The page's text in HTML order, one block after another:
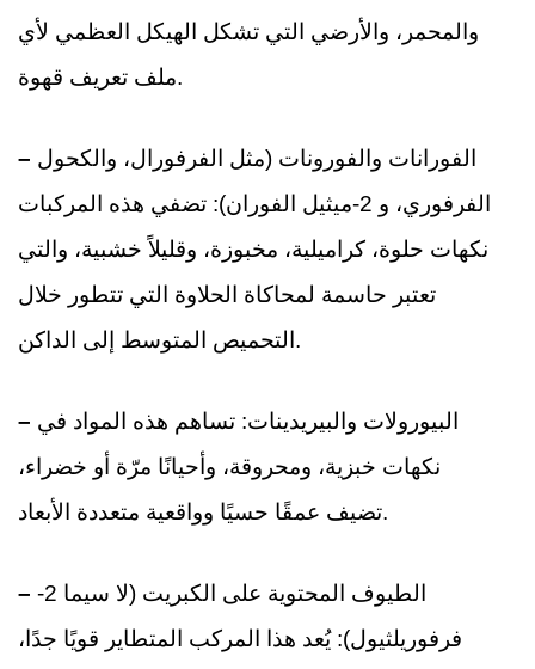
والمحمر، والأرضي التي تشكل الهيكل العظمي لأي
ملف تعريف قهوة.
– الفورانات والفورونات (مثل الفرفورال، والكحول
الفرفوري، و 2-ميثيل الفوران): تضفي هذه المركبات
نكهات حلوة، كراميلية، مخبوزة، وقليلاً خشبية، والتي
تعتبر حاسمة لمحاكاة الحلاوة التي تتطور خلال
التحميص المتوسط إلى الداكن.
– البيورولات والبيريدينات: تساهم هذه المواد في
نكهات خبزية، ومحروقة، وأحيانًا مرّة أو خضراء،
تضيف عمقًا حسيًا وواقعية متعددة الأبعاد.
– الطيوف المحتوية على الكبريت (لا سيما 2-
فرفوريلثيول): يُعد هذا المركب المتطاير قويًا جدًا،